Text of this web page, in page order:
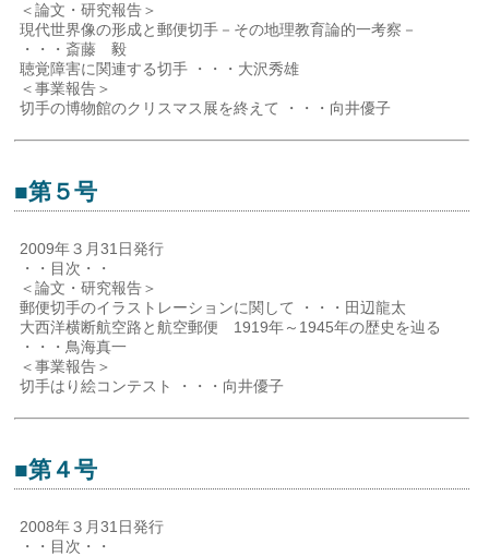
＜論文・研究報告＞
現代世界像の形成と郵便切手－その地理教育論的一考察－
・・・斎藤 毅
聴覚障害に関連する切手 ・・・大沢秀雄
＜事業報告＞
切手の博物館のクリスマス展を終えて ・・・向井優子
■第５号
2009年３月31日発行
・・目次・・
＜論文・研究報告＞
郵便切手のイラストレーションに関して ・・・田辺龍太
大西洋横断航空路と航空郵便 1919年～1945年の歴史を辿る
・・・鳥海真一
＜事業報告＞
切手はり絵コンテスト ・・・向井優子
■第４号
2008年３月31日発行
・・目次・・